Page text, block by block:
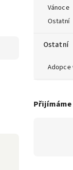
Vánoce
Ostatní
Ostatní
Adopce